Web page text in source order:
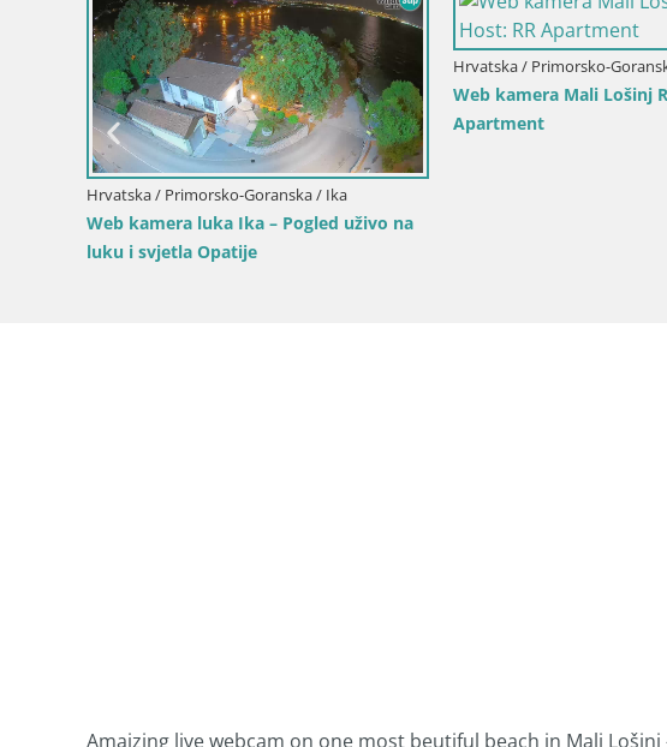
Hrvatska / Primorsko-Goranska / Mali Lošinj
Web kamera otoka Unije – Istražite
ljepote skrivenog dragulja Hrvatske
Amaizing live webcam on one most beutiful beach in Mali Lošinj